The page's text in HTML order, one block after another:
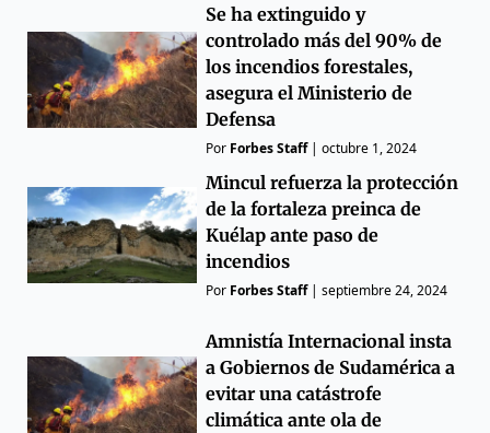
Se ha extinguido y
controlado más del 90% de
los incendios forestales,
asegura el Ministerio de
Defensa
Por Forbes Staff|octubre 1, 2024
Mincul refuerza la protección
de la fortaleza preinca de
Kuélap ante paso de
incendios
Por Forbes Staff|septiembre 24, 2024
Amnistía Internacional insta
a Gobiernos de Sudamérica a
evitar una catástrofe
climática ante ola de